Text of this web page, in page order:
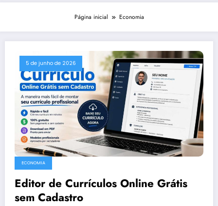
Página inicial Economia
5 de junho de 2026
ECONOMIA
Editor de Currículos Online Grátis
sem Cadastro